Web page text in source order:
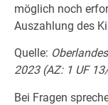
möglich noch
Auszahlung des
Quelle:
2023 (AZ: 1 UF
Bei Fragen